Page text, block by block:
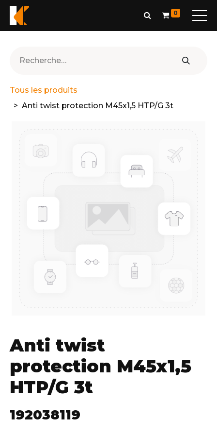
0
Tous les produits
Anti twist protection M45x1,5 HTP/G 3t
Anti twist
protection M45x1,5
HTP/G 3t
192038119